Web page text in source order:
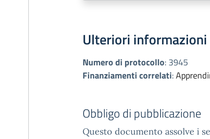
Ulteriori informazioni
Numero di protocollo: 3945
Finanziamenti correlati:
Obbligo di pubblicazione
Questo documento assolve i